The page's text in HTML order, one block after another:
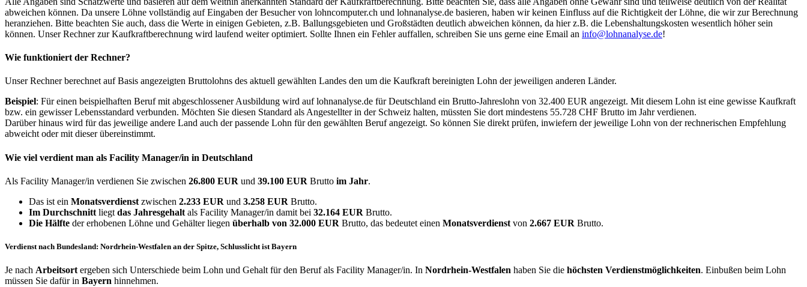
abweichen können. Da unsere Löhne vollständig auf Eingaben der Besucher von lohncomputer.ch und lohnanalyse.de basieren, haben wir keinen Einfluss auf die Richtigkeit der Löhne, die wir zur Berechnung
heranziehen. Bitte beachten Sie auch, dass die Werte in einigen Gebieten, z.B. Ballungsgebieten und Großstädten deutlich abweichen können, da hier z.B. die Lebenshaltungskosten wesentlich höher sein
können. Unser Rechner zur Kaufkraftberechnung wird laufend weiter optimiert. Sollte Ihnen ein Fehler auffallen, schreiben Sie uns gerne eine Email an info@lohnanalyse.de!
Wie funktioniert der Rechner?
Unser Rechner berechnet auf Basis angezeigten Bruttolohns des aktuell gewählten Landes den um die Kaufkraft bereinigten Lohn der jeweiligen anderen Länder.
Beispiel: Für einen beispielhaften Beruf mit abgeschlossener Ausbildung wird auf lohnanalyse.de für Deutschland ein Brutto-Jahreslohn von 32.400 EUR angezeigt. Mit diesem Lohn ist eine gewisse Kaufkraft
bzw. ein gewisser Lebensstandard verbunden. Möchten Sie diesen Standard als Angestellter in der Schweiz halten, müssten Sie dort mindestens 55.728 CHF Brutto im Jahr verdienen.
Darüber hinaus wird für das jeweilige andere Land auch der passende Lohn für den gewählten Beruf angezeigt. So können Sie direkt prüfen, inwiefern der jeweilige Lohn von der rechnerischen Empfehlung
abweicht oder mit dieser übereinstimmt.
Wie viel verdient man als Facility Manager/in in Deutschland
Als Facility Manager/in verdienen Sie zwischen 26.800 EUR und 39.100 EUR Brutto im Jahr.
Das ist ein Monatsverdienst zwischen 2.233 EUR und 3.258 EUR Brutto.
Im Durchschnitt liegt das Jahresgehalt als Facility Manager/in damit bei 32.164 EUR Brutto.
Die Hälfte der erhobenen Löhne und Gehälter liegen überhalb von 32.000 EUR Brutto, das bedeutet einen Monatsverdienst von 2.667 EUR Brutto.
Verdienst nach Bundesland: Nordrhein-Westfalen an der Spitze, Schlusslicht ist Bayern
Je nach Arbeitsort ergeben sich Unterschiede beim Lohn und Gehalt für den Beruf als Facility Manager/in. In Nordrhein-Westfalen haben Sie die höchsten Verdienstmöglichkeiten. Einbußen beim Lohn
müssen Sie dafür in Bayern hinnehmen.